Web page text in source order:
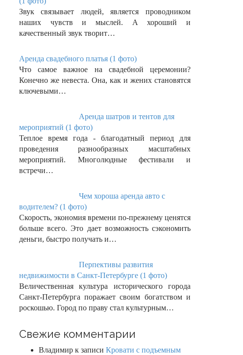
Звук связывает людей, является проводником
наших чувств и мыслей. А хороший и
качественный звук творит…
Аренда свадебного платья (1 фото)
Что самое важное на свадебной церемонии?
Конечно же невеста. Она, как и жених становятся
ключевыми…
Аренда шатров и тентов для
мероприятий (1 фото)
Теплое время года - благодатный период для
проведения разнообразных масштабных
мероприятий. Многолюдные фестивали и
встречи…
Чем хороша аренда авто с
водителем? (1 фото)
Скорость, экономия времени по-прежнему ценятся
больше всего. Это дает возможность сэкономить
деньги, быстро получать и…
Перпективы развития
недвижимости в Санкт-Петербурге (1 фото)
Величественная культура исторического города
Санкт-Петербурга поражает своим богатством и
роскошью. Город по праву стал культурным…
Свежие комментарии
Владимир к записи Кровати с подъемным